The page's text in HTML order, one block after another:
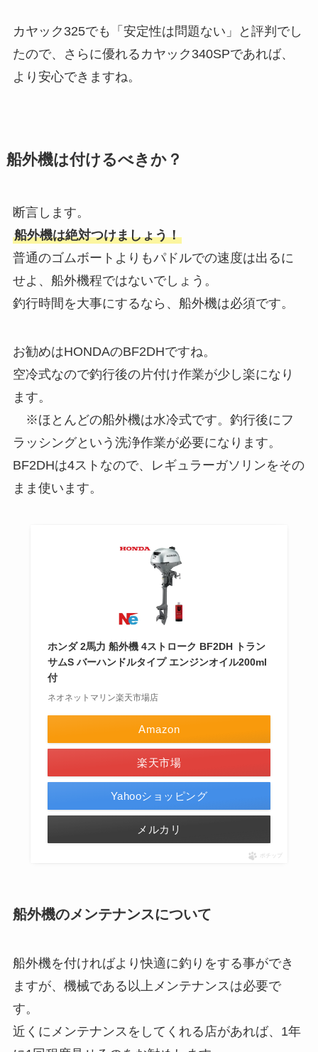
カヤック325でも「安定性は問題ない」と評判でし
たので、さらに優れるカヤック340SPであれば、
より安心できますね。
船外機は付けるべきか？
断言します。
船外機は絶対つけましょう！
普通のゴムボートよりもパドルでの速度は出るに
せよ、船外機程ではないでしょう。
釣行時間を大事にするなら、船外機は必須です。
お勧めはHONDAのBF2DHですね。
空冷式なので釣行後の片付け作業が少し楽になり
ます。
※ほとんどの船外機は水冷式です。釣行後にフ
ラッシングという洗浄作業が必要になります。
BF2DHは4ストなので、レギュラーガソリンをその
まま使います。
ホンダ 2馬力 船外機 4ストローク BF2DH トラン
サムS バーハンドルタイプ エンジンオイル200ml
付
ネオネットマリン楽天市場店
Amazon
楽天市場
Yahooショッピング
メルカリ
ポチップ
船外機のメンテナンスについて
船外機を付ければより快適に釣りをする事ができ
ますが、機械である以上メンテナンスは必要で
す。
近くにメンテナンスをしてくれる店があれば、1年